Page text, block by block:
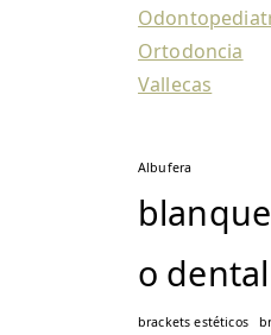
Ortodoncia
Vallecas
Albufera
o dental
brackets estéticos